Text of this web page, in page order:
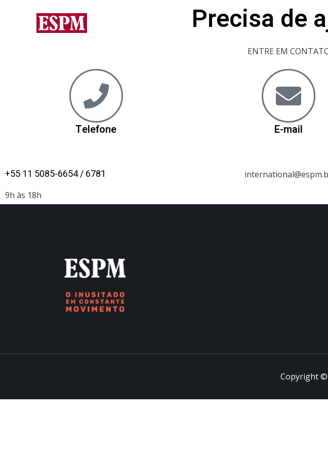
Precisa de
ENTRE EM
Telefone
+55 11 5085-6654 / 6781
9h às 18h
E-mail
Copyright ©